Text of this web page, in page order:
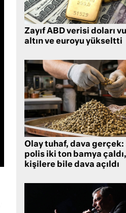
Zayıf ABD verisi doları
altın ve euroyu yükseltti
Olay tuhaf, dava gerçek:
polis iki ton bamya çaldı,
kişilere bile dava açıldı